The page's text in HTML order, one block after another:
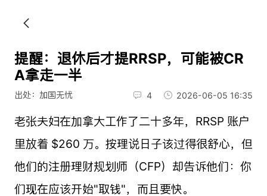
提醒：退休后才提RRSP，可能被CR
A拿走一半
出处：加国无忧 4 2026-06-05 16:35
老张夫妇在加拿大工作了二十多年，RRSP 账户
里放着 $260 万。按理说日子该过得很舒心，但
他们的注册理财规划师（CFP）却告诉他们：你
们现在应该开始"取钱"，而且要快。